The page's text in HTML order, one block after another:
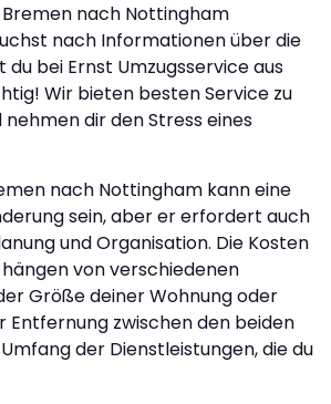
nach Nottingham
nach Informationen über die
du bei Ernst Umzugsservice aus
Wir bieten besten Service zu
nehmen dir den Stress eines
nach Nottingham kann eine
sein, aber er erfordert auch
und Organisation. Die Kosten
von verschiedenen
Größe deiner Wohnung oder
Entfernung zwischen den beiden
der Dienstleistungen, die du